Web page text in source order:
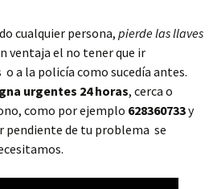
cualquier persona,pierde las llaves
ventaja el no tener que ir
a la policía como sucedía antes.
urgentes 24 horas, cerca o
como por ejemplo 628360733y
pendiente de tu problema se